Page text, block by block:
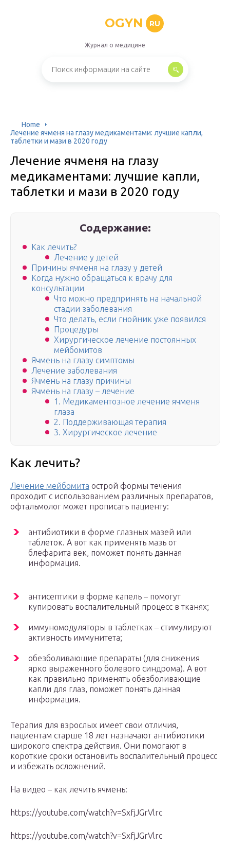
OGYN RU
Журнал о медицине
Home
Лечение ячменя на глазу медикаментами: лучшие капли,
таблетки и мази в 2020 году
Лечение ячменя на глазу
медикаментами: лучшие капли,
таблетки и мази в 2020 году
Содержание:
Как лечить?
Лечение у детей
Причины ячменя на глазу у детей
Когда нужно обращаться к врачу для
консультации
Что можно предпринять на начальной
стадии заболевания
Что делать, если гнойник уже появился
Процедуры
Хирургическое лечение постоянных
мейбомитов
Ячмень на глазу симптомы
Лечение заболевания
Ячмень на глазу причины
Ячмень на глазу – лечение
1. Медикаментозное лечение ячменя
глаза
2. Поддерживающая терапия
3. Хирургическое лечение
Как лечить?
Лечение мейбомита острой формы течения
проходит с использованием различных препаратов,
офтальмолог может прописать пациенту:
антибиотики в форме глазных мазей или
таблеток. А вот как применять мазь от
блефарита век, поможет понять данная
информация.
антисептики в форме капель – помогут
купировать воспалительный процесс в тканях;
иммуномодуляторы в таблетках – стимулируют
активность иммунитета;
обезболивающие препараты (для снижения
ярко выраженного болевого синдрома). А вот
как правильно применять обезболивающие
капли для глаз, поможет понять данная
информация.
Терапия для взрослых имеет свои отличия,
пациентам старше 18 лет назначают антибиотики
широкого спектра действия. Они помогают в
короткие сроки остановить воспалительный процесс
и избежать осложнений.
На видео – как лечить ячмень:
https://youtube.com/watch?v=SxfjJGrVlrc
https://youtube.com/watch?v=SxfjJGrVlrc